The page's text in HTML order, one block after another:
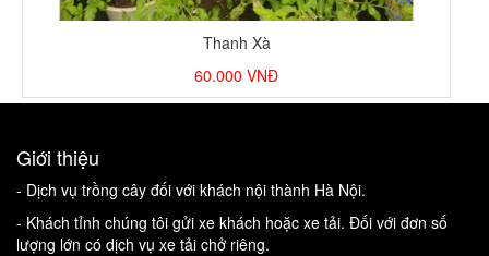
Thanh Xà
60.000 VNĐ
Giới thiệu
- Dịch vụ trồng cây đối với khách nội thành Hà Nội.
- Khách tỉnh chúng tôi gửi xe khách hoặc xe tải. Đối với đơn số
lượng lớn có dịch vụ xe tải chở riêng.